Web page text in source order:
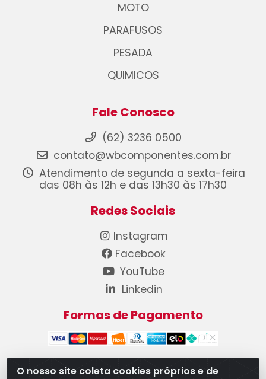
O nosso site coleta cookies próprios e de
MOTO
PARAFUSOS
PESADA
QUIMICOS
Fale Conosco
(62) 3236 0500
contato@wbcomponentes.com.br
Atendimento de segunda a sexta-feira
das 08h às 12h e das 13h30 às 17h30
Redes Sociais
Instagram
Facebook
YouTube
Linkedin
Formas de Pagamento